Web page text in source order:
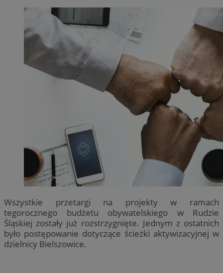
Wszystkie przetargi na projekty w ramach
tegorocznego budżetu obywatelskiego w Rudzie
Śląskiej zostały już rozstrzygnięte. Jednym z ostatnich
było postępowanie dotyczące ścieżki aktywizacyjnej w
dzielnicy Bielszowice.